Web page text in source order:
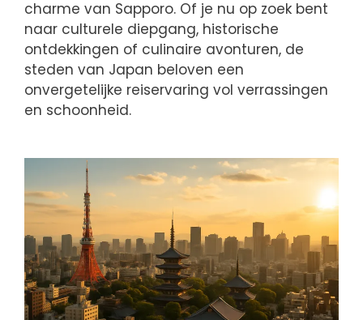
charme van Sapporo. Of je nu op zoek bent
naar culturele diepgang, historische
ontdekkingen of culinaire avonturen, de
steden van Japan beloven een
onvergetelijke reiservaring vol verrassingen
en schoonheid.